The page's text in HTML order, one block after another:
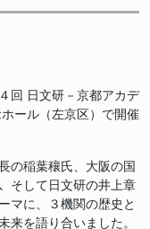
回 日文研－京都アカデ
ール（左京区）で開催
の稲葉穰氏、大阪の国
そして日文研の井上章
マに、３機関の歴史と
来を語り合いました。